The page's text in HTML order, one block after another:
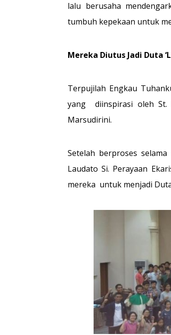
lalu berusaha
tumbuh kepekaan untuk
Mereka Diutus Jadi Duta
Terpujilah Engkau
yang diinspirasi oleh St.
Marsudirini.
Setelah berproses
Laudato Si. Perayaan
mereka untuk menjadi